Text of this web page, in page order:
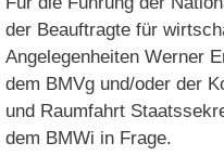
der Beauftragte für
Angelegenheiten Werner
dem BMVg und/oder der
und Raumfahrt
dem BMWi in Frage.